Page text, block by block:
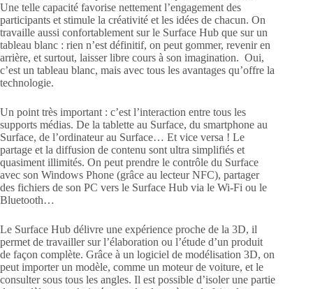
Une telle capacité favorise nettement l’engagement des
participants et stimule la créativité et les idées de chacun. On
travaille aussi confortablement sur le Surface Hub que sur un
tableau blanc : rien n’est définitif, on peut gommer, revenir en
arrière, et surtout, laisser libre cours à son imagination. Oui,
c’est un tableau blanc, mais avec tous les avantages qu’offre la
technologie.
Un point très important : c’est l’interaction entre tous les
supports médias. De la tablette au Surface, du smartphone au
Surface, de l’ordinateur au Surface… Et vice versa ! Le
partage et la diffusion de contenu sont ultra simplifiés et
quasiment illimités. On peut prendre le contrôle du Surface
avec son Windows Phone (grâce au lecteur NFC), partager
des fichiers de son PC vers le Surface Hub via le Wi-Fi ou le
Bluetooth…
Le Surface Hub délivre une expérience proche de la 3D, il
permet de travailler sur l’élaboration ou l’étude d’un produit
de façon complète. Grâce à un logiciel de modélisation 3D, on
peut importer un modèle, comme un moteur de voiture, et le
consulter sous tous les angles. Il est possible d’isoler une partie